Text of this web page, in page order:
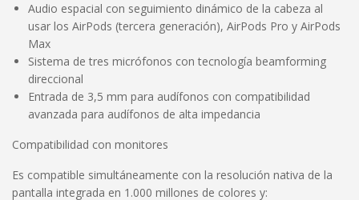
Audio espacial con seguimiento dinámico de la cabeza al
usar los AirPods (tercera generación), AirPods Pro y AirPods
Max
Sistema de tres micrófonos con tecnología beamforming
direccional
Entrada de 3,5 mm para audífonos con compatibilidad
avanzada para audífonos de alta impedancia
Compatibilidad con monitores
Es compatible simultáneamente con la resolución nativa de la
pantalla integrada en 1.000 millones de colores y: